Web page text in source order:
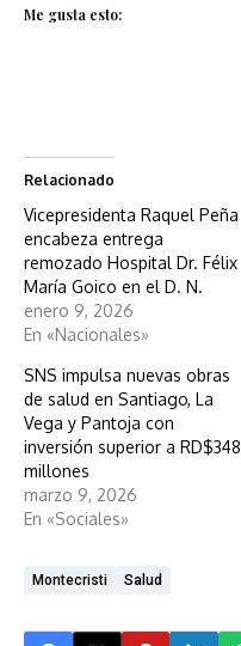
Me gusta esto:
Relacionado
Vicepresidenta Raquel Peña
encabeza entrega
remozado Hospital Dr. Félix
María Goico en el D. N.
enero 9, 2026
En «Nacionales»
SNS impulsa nuevas obras
de salud en Santiago, La
Vega y Pantoja con
inversión superior a RD$348
millones
marzo 9, 2026
En «Sociales»
Montecristi Salud